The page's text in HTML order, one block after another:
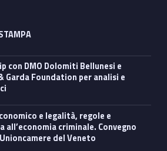
Garda Foundation per analisi e
criminale. Convegno
del Veneto